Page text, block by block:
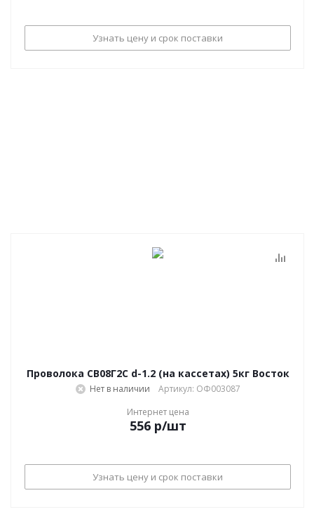
Узнать цену и срок поставки
Проволока СВ08Г2С d-1.2 (на кассетах) 5кг Восток
Нет в наличии
Артикул: ОФ003087
Интернет цена
556р/шт
Узнать цену и срок поставки